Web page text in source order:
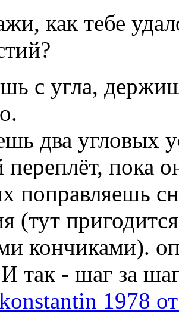
как тебе
с угла,
два угловых
пока
поправляешь
(тут
кончиками).
так - шаг за
1978